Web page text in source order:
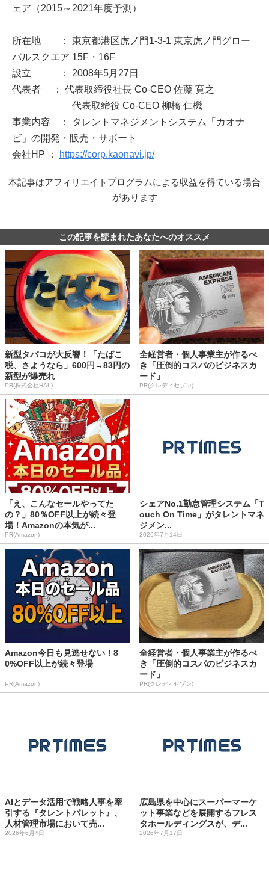
ェア（2015～2021年度予測）
所在地 ： 東京都港区虎ノ門1-3-1 東京虎ノ門グロー
バルスクエア 15F・16F
設立 ： 2008年5月27日
代表者 ： 代表取締役社長 Co-CEO 佐藤 寛之
代表取締役 Co-CEO 柳橋 仁機
事業内容 ： タレントマネジメントシステム「カオナ
ビ」の開発・販売・サポート
会社HP ：
https://corp.kaonavi.jp/
本記事はアフィリエイトプログラムによる収益を得ている場合
があります
この記事を読まれたあなたへのオススメ
新型タバコが大反響！「たばこ
税、さようなら」600円→83円の
新型が爆売れ
PR(株式会社HAL)
全経営者・個人事業主が作るべ
き「圧倒的コスパのビジネスカ
ード」
PR(クレディセゾン)
「え、こんなセールやってた
の？」80％OFF以上が続々登
場！Amazonの本気が...
PR(Amazon)
シェアNo.1勤怠管理システム「T
ouch On Time」がタレントマネ
ジメン...
2026年7月14日
Amazon今日も見逃せない！8
0%OFF以上が続々登場
PR(Amazon)
全経営者・個人事業主が作るべ
き「圧倒的コスパのビジネスカ
ード」
PR(クレディセゾン)
AIとデータ活用で戦略人事を牽
引する『タレントパレット』、
人材管理市場において売...
2026年6月4日
広島県を中心にスーパーマーケ
ット事業などを展開するフレス
タホールディングスが、デ...
2026年7月17日